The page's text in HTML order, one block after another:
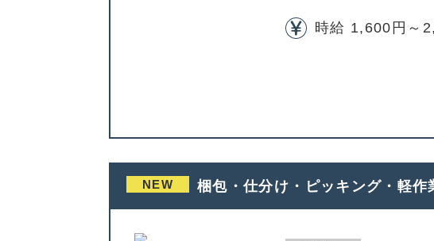
時給 1,600円～
NEW 梱包・仕分け・ピッキング・軽作